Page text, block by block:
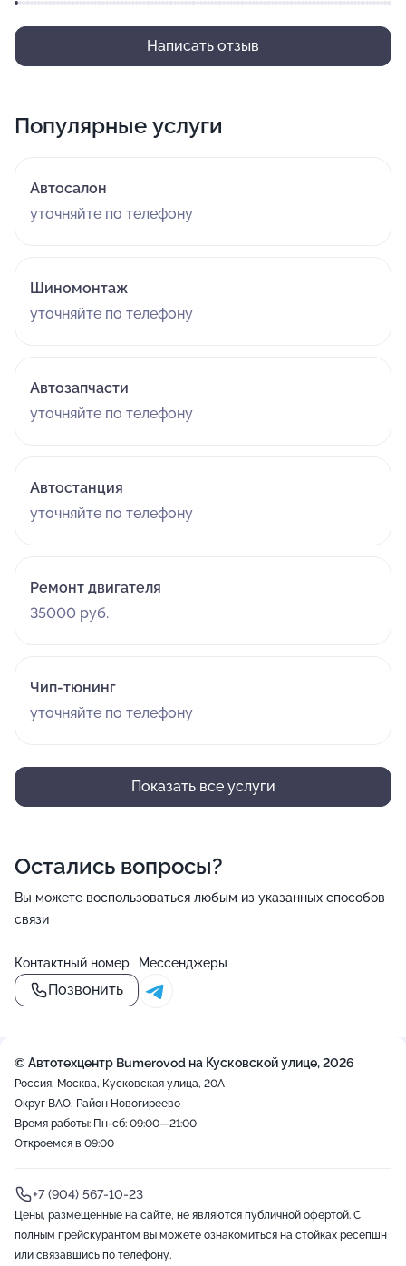
Написать отзыв
Популярные услуги
Автосалон
уточняйте по телефону
Шиномонтаж
уточняйте по телефону
Автозапчасти
уточняйте по телефону
Автостанция
уточняйте по телефону
Ремонт двигателя
35000 руб.
Чип-тюнинг
уточняйте по телефону
Показать все услуги
Остались вопросы?
Вы можете воспользоваться любым из указанных способов
связи
Контактный номер
Позвонить
Мессенджеры
© Автотехцентр Bumerovod на Кусковской улице, 2026
Россия, Москва, Кусковская улица, 20А
Округ ВАО, Район Новогиреево
Время работы: Пн-сб: 09:00—21:00
Откроемся в 09:00
+7 (904) 567-10-23
Цены, размещенные на сайте, не являются публичной офертой. С
полным прейскурантом вы можете ознакомиться на стойках ресепшн
или связавшись по телефону.